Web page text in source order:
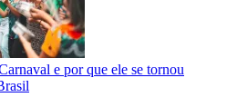
e por que ele se tornou